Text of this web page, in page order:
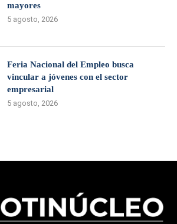
mayores
5 agosto, 2026
Feria Nacional del Empleo busca
vincular a jóvenes con el sector
empresarial
5 agosto, 2026